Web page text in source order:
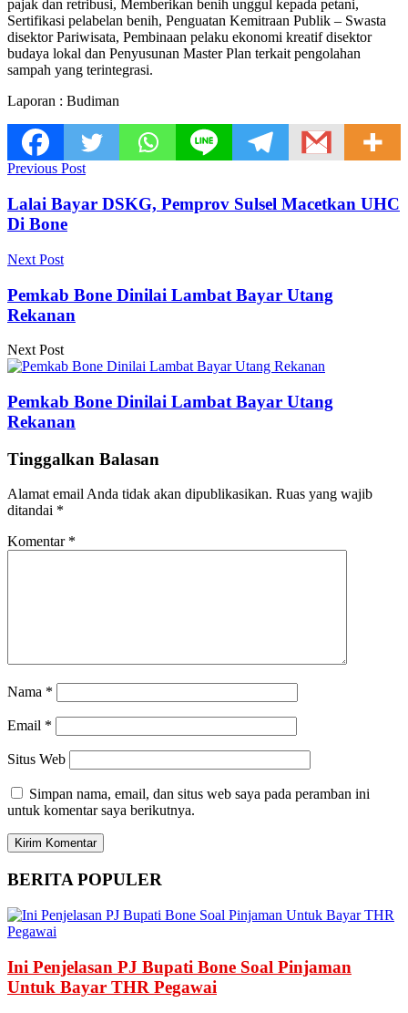
pajak dan retribusi, Memberikan benih unggul kepada petani,
Sertifikasi pelabelan benih, Penguatan Kemitraan Publik – Swasta
disektor Pariwisata, Pembinaan pelaku ekonomi kreatif disektor
budaya lokal dan Penyusunan Master Plan terkait pengolahan
sampah yang terintegrasi.
Laporan : Budiman
Previous Post
Lalai Bayar DSKG, Pemprov Sulsel Macetkan UHC
Di Bone
Next Post
Pemkab Bone Dinilai Lambat Bayar Utang
Rekanan
Next Post
Pemkab Bone Dinilai Lambat Bayar Utang
Rekanan
Tinggalkan Balasan
Alamat email Anda tidak akan dipublikasikan. Ruas yang wajib
ditandai *
Komentar *
Nama *
Email *
Situs Web
Simpan nama, email, dan situs web saya pada peramban ini
untuk komentar saya berikutnya.
BERITA POPULER
Ini Penjelasan PJ Bupati Bone Soal Pinjaman
Untuk Bayar THR Pegawai